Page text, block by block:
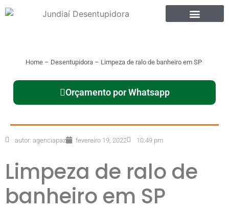
Home – Desentupidora – Limpeza de ralo de banheiro em SP
Orçamento por Whatsapp
autor: agenciapaz fevereiro 19, 2022 10:49 pm
Limpeza de ralo de
banheiro em SP